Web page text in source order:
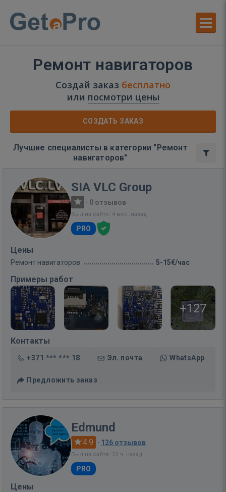
Ремонт навигаторов
Создай заказ бесплатно
или посмотри цены
СОЗДАТЬ ЗАКАЗ
Лучшие специалисты в категории "Ремонт
навигаторов"
SIA VLC Group
· 0 отзывов
Был на сайте: 4 мес. назад
PRO
Цены
Ремонт навигаторов 5-15€/час
Примеры работ
+127
Контакты
+371 *** *** 18 Эл. почта WhatsApp
Предложить заказ
Edmund
4.9 · 126 отзывов
Был на сайте: 23 ч. назад
PRO
Цены